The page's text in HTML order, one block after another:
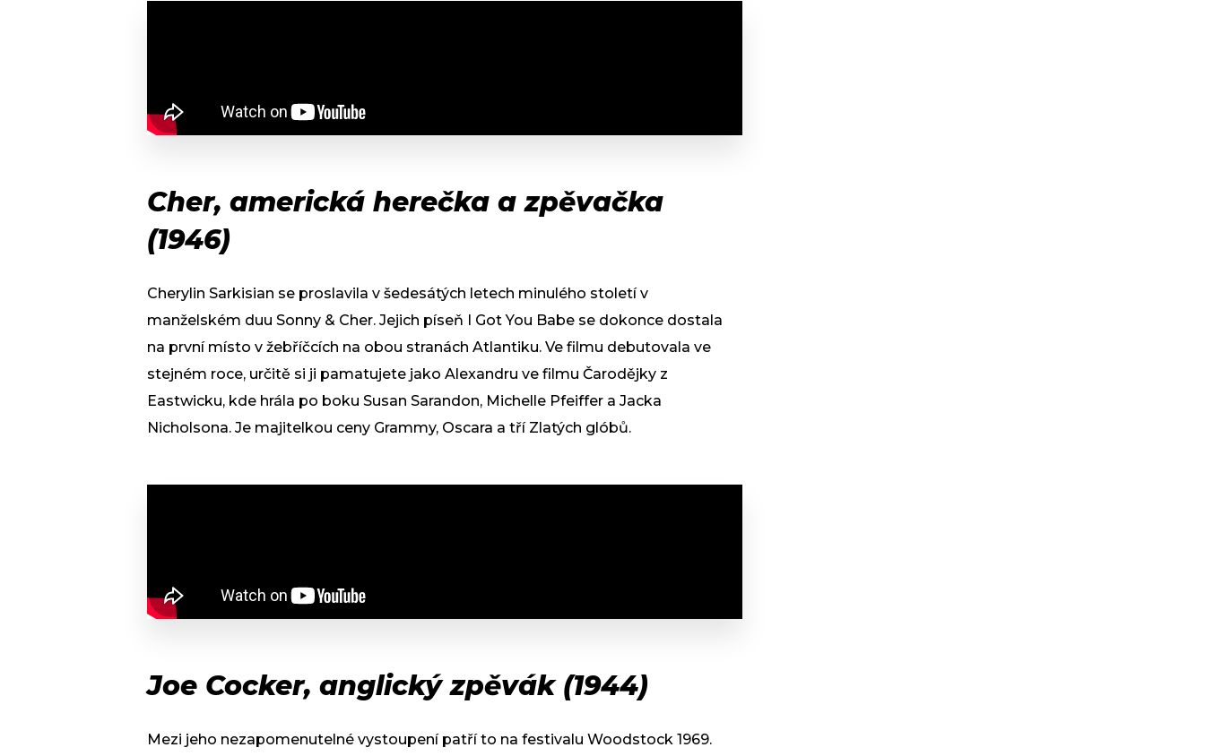
Cher, americká herečka a zpěvačka
(1946)
Cherylin Sarkisian se proslavila v šedesátých letech minulého století v
manželském duu Sonny & Cher. Jejich píseň I Got You Babe se dokonce dostala
na první místo v žebříčcích na obou stranách Atlantiku. Ve filmu debutovala ve
stejném roce, určitě si ji pamatujete jako Alexandru ve filmu Čarodějky z
Eastwicku, kde hrála po boku Susan Sarandon, Michelle Pfeiffer a Jacka
Nicholsona. Je majitelkou ceny Grammy, Oscara a tří Zlatých glóbů.
Joe Cocker, anglický zpěvák (1944)
Mezi jeho nezapomenutelné vystoupení patří to na festivalu Woodstock 1969.